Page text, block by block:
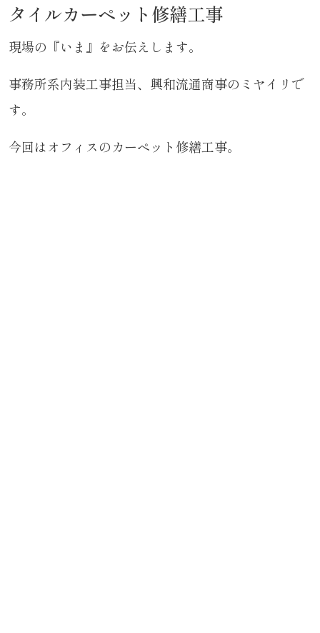
タイルカーペット修繕工事
現場の『いま』をお伝えします。
事務所系内装工事担当、興和流通商事のミヤイリで
す。
今回はオフィスのカーペット修繕工事。